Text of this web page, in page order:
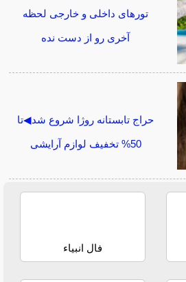
تورهای داخلی و خارجی لحظه
آخری رو از دست نده
حراج تابستانه روژا شروع شد◀تا
50% تخفیف لوازم آرایشی
فال انبیاء